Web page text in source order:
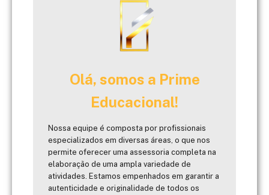
Olá, somos a Prime
Educacional!
Nossa equipe é composta por profissionais
especializados em diversas áreas, o que nos
permite oferecer uma assessoria completa na
elaboração de uma ampla variedade de
atividades. Estamos empenhados em garantir a
autenticidade e originalidade de todos os